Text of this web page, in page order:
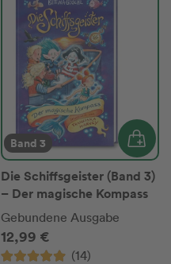
Band 3
Die Schiffsgeister (Band 3)
– Der magische Kompass
Gebundene Ausgabe
12,99 €
(14)